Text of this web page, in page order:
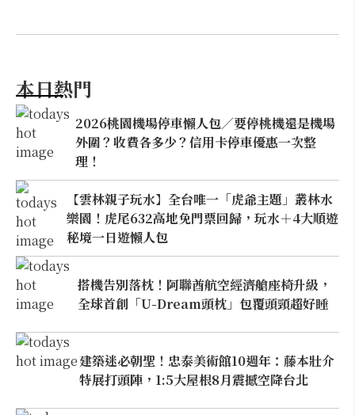
本日熱門
2026桃園機場停車懶人包／要停桃機還是機場
外圍？收費各多少？信用卡停車優惠一次整
理！
【雲林親子玩水】全台唯一「虎爺主題」叢林水
樂園！虎尾632高地免門票回歸，玩水＋4大順遊
秘境一日遊懶人包
搭機告別落枕！阿聯酋航空經濟艙座椅升級，
全球首創「U-Dream頭枕」包覆頭頸超好睡
建築迷必朝聖！忠泰美術館10週年：藤本壯介
特展打頭陣，1:5大屋根8月震撼空降台北